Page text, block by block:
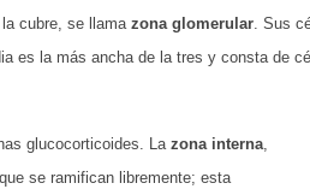
cubre, se llamazona glomerular. Sus
es la más ancha de la tres y consta de
glucocorticoides. La zona in­terna,
se ramifican libremente; esta